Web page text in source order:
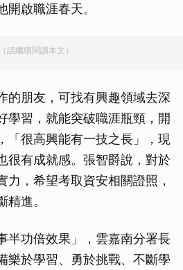
啟職涯春天。
請繼續閱讀本文）
的朋友，可找有興趣領域去深
學習，就能突破職涯瓶頸，開
「很高興能有一技之長」，現
很有成就感。張智爵說，對於
力，希望考取資安相關證照，
進。
半功倍效果」，雲嘉南分署長
樂於學習、勇於挑戰、不斷學